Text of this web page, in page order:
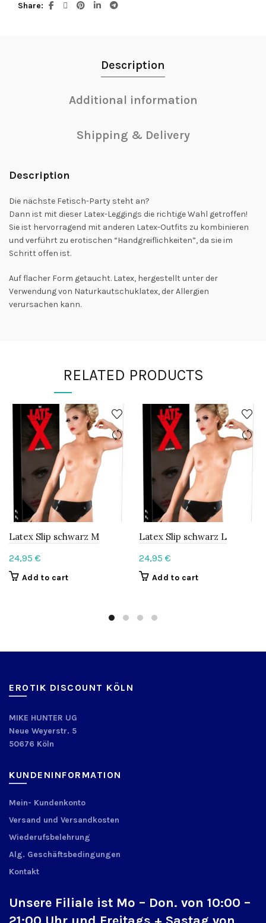
Share
Description
Additional information
Shipping & Delivery
Description
Die nächste Fetisch-Party steht an?
Dann ist mit dieser Latex-Leggings die richtige Wahl getroffen!
Sie ist hervorragend mit anderen Latex-Outfits zu kombinieren
und verführt zu erotischen “Handgreiflichkeiten”, da sie im
Schritt offen ist.
Auf flacher Form getaucht. Latex, hergestellt unter der
Verwendung von Naturkautschuklatex, der Allergien
verursachen kann.
RELATED PRODUCTS
Latex Slip schwarz M
24,95 €
Add to cart
Latex Slip schwarz L
24,95 €
Add to cart
EROTIK DISCOUNT KÖLN
MIKE HUNTER UG
Neue Weyerstr. 5
50676 Köln
KUNDENINFORMATION
Mein- Kundenkonto
Versand und Versandkosten
Wiederufsbelehrung
Alg. Geschäftsbedingungen
Kontakt
Unsere Filiale ist Mo – Don. von 10:00 –